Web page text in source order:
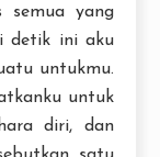
semua yang
detik ini aku
untukmu.
untuk
diri, dan